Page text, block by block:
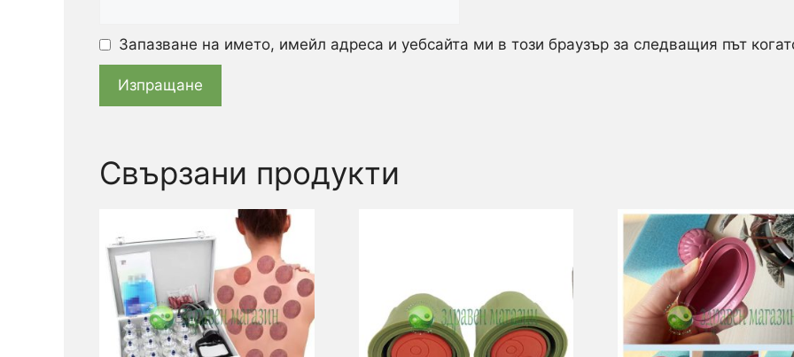
Запазване на името, имейл адреса и уебсайта ми в този браузър за следващия път
Свързани продукти